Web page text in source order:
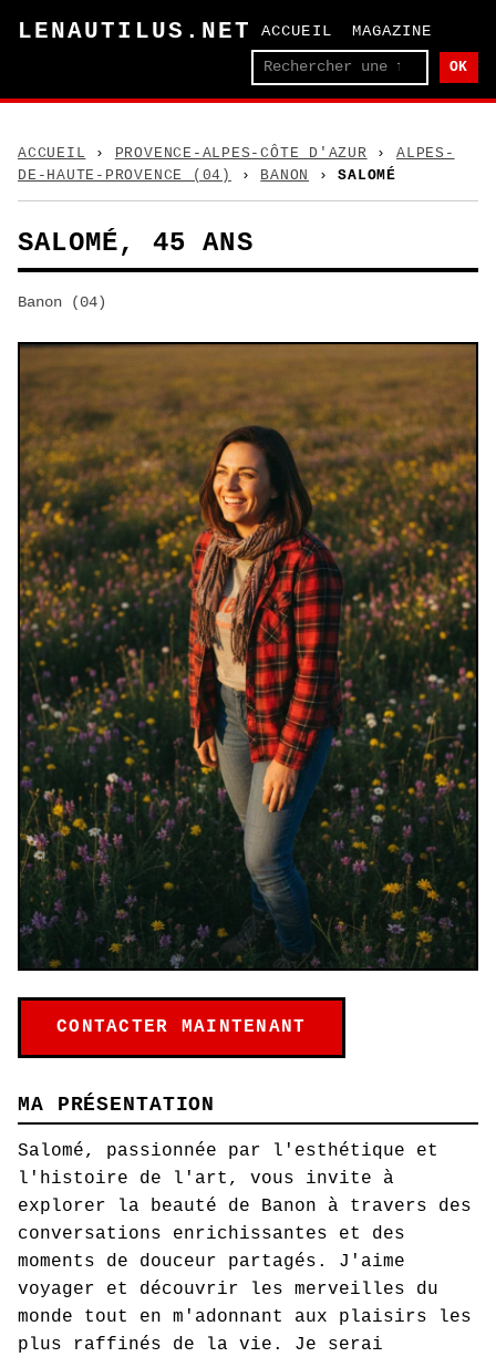
LENAUTILUS.NET ACCUEIL MAGAZINE
OK
ACCUEIL › PROVENCE-ALPES-CÔTE D'AZUR › ALPES-
DE-HAUTE-PROVENCE (04)
› BANON ›SALOMÉ
SALOMÉ, 45 ANS
Banon (04)
CONTACTER MAINTENANT
MA PRÉSENTATION
Salomé, passionnée par l'esthétique et
l'histoire de l'art, vous invite à
explorer la beauté de Banon à travers des
conversations enrichissantes et des
moments de douceur partagés. J'aime
voyager et découvrir les merveilles du
monde tout en m'adonnant aux plaisirs les
plus raffinés de la vie. Je serai